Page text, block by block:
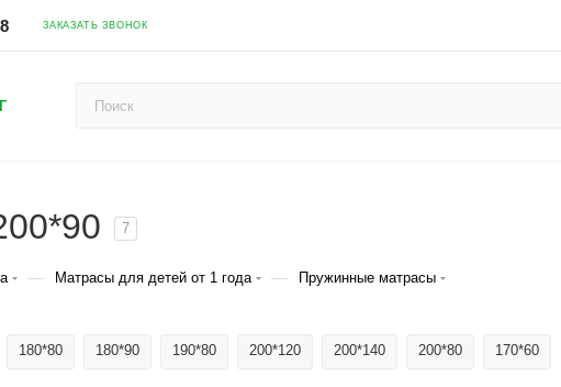
ЗАКАЗАТЬ ЗВОНОК
7
— Матрасы для детей от 1 года — Пружинные матрасы
180*80 180*90 190*80 200*120 200*140 200*80 170*60